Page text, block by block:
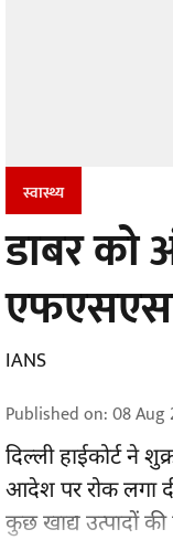
स्वास्थ्य
डाबर को
IANS
Published on:08 Aug
दिल्ली हाईकोर्ट ने
आदेश पर रोक लगा
कुछ खाद्य उत्पादों की